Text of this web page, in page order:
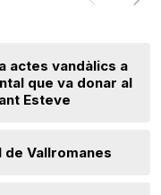
actes vandàlics a
que va donar al
Esteve
de Vallromanes